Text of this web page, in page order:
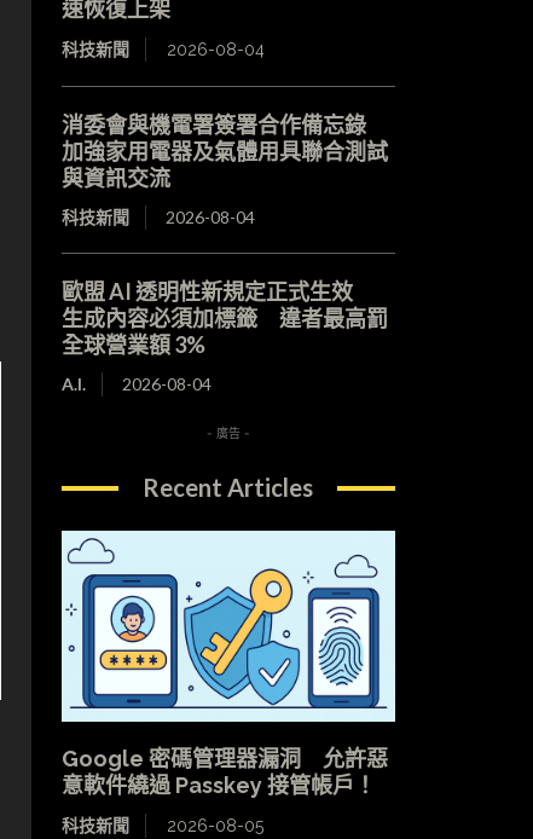
速恢復上架
科技新聞 2026-08-04
消委會與機電署簽署合作備忘錄
加強家用電器及氣體用具聯合測試
與資訊交流
科技新聞 2026-08-04
歐盟 AI 透明性新規定正式生效
生成內容必須加標籤 違者最高罰
全球營業額 3%
A.I. 2026-08-04
- 廣告 -
Recent Articles
Google 密碼管理器漏洞 允許惡
意軟件繞過 Passkey 接管帳戶！
科技新聞 2026-08-05